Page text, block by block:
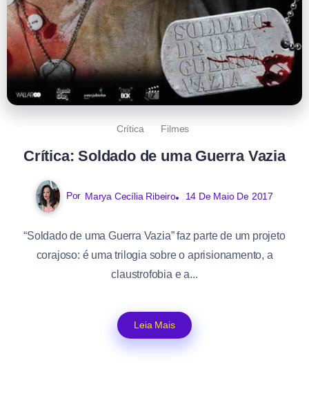
Crítica Filmes
Crítica: Soldado de uma Guerra Vazia
Por Marya Cecília Ribeiro 14 De Maio De 2017
“Soldado de uma Guerra Vazia” faz parte de um projeto
corajoso: é uma trilogia sobre o aprisionamento, a
claustrofobia e a...
Leia Mais